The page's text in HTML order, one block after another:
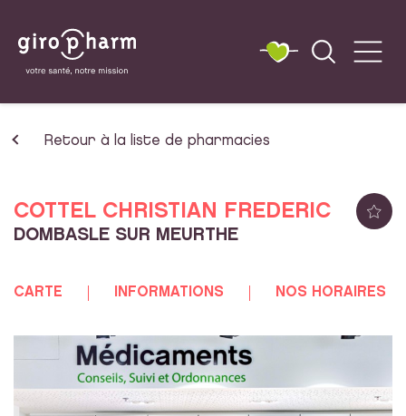
Retour à la liste de pharmacies
COTTEL CHRISTIAN FREDERIC
DOMBASLE SUR MEURTHE
CARTE INFORMATIONS NOS HORAIRES